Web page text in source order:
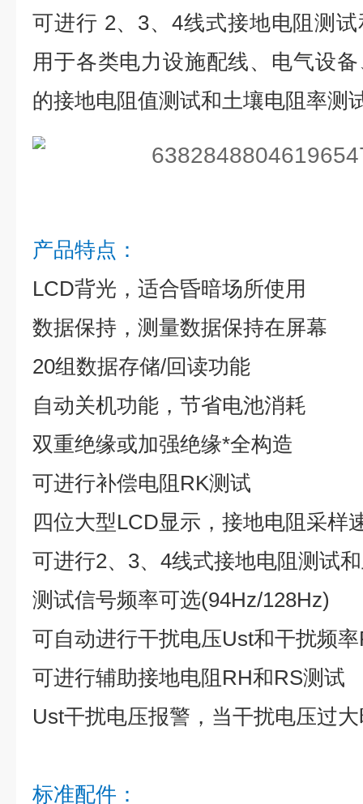
可进行 2、3、4线式接地电阻测
用于各类电力设施配线、电气设
的接地电阻值测试和土壤电阻率测
产品特点：
LCD背光，适合昏暗场所使用
数据保持，测量数据保持在屏幕
20组数据存储/回读功能
自动关机功能，节省电池消耗
双重绝缘或加强绝缘*全构造
可进行补偿电阻RK测试
四位大型LCD显示，接地电阻采样
可进行2、3、4线式接地电阻测试
测试信号频率可选(94Hz/128Hz)
可自动进行干扰电压Ust和干扰频
可进行辅助接地电阻RH和RS测试
Ust干扰电压报警，当干扰电压过
标准配件：